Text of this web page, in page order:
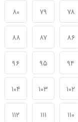
۷۸ ۷۹ ۸۰
۸۶ ۸۷ ۸۸
۹۴ ۹۵ ۹۶
۱۰۲ ۱۰۳ ۱۰۴
۱۱۰ ۱۱۱ ۱۱۲